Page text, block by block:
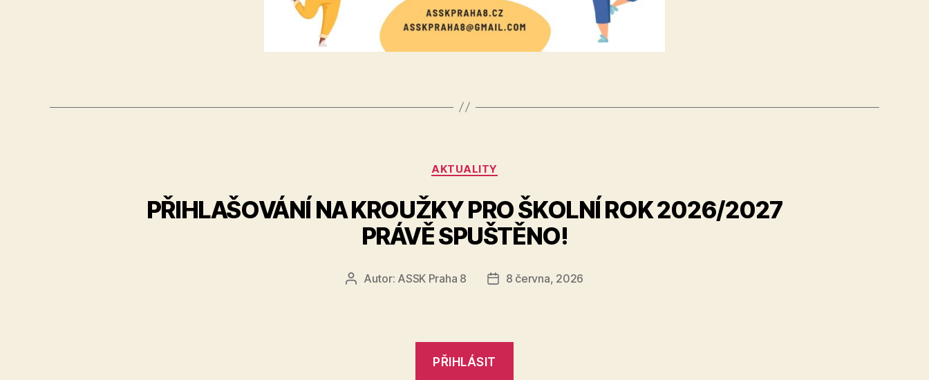
Rubriky
AKTUALITY
PŘIHLAŠOVÁNÍ NA KROUŽKY PRO ŠKOLNÍ ROK 2026/2027
PRÁVĚ SPUŠTĚNO!
AutorAutor: ASSK Praha 8
Datum
8 června, 2026
PŘIHLÁSIT